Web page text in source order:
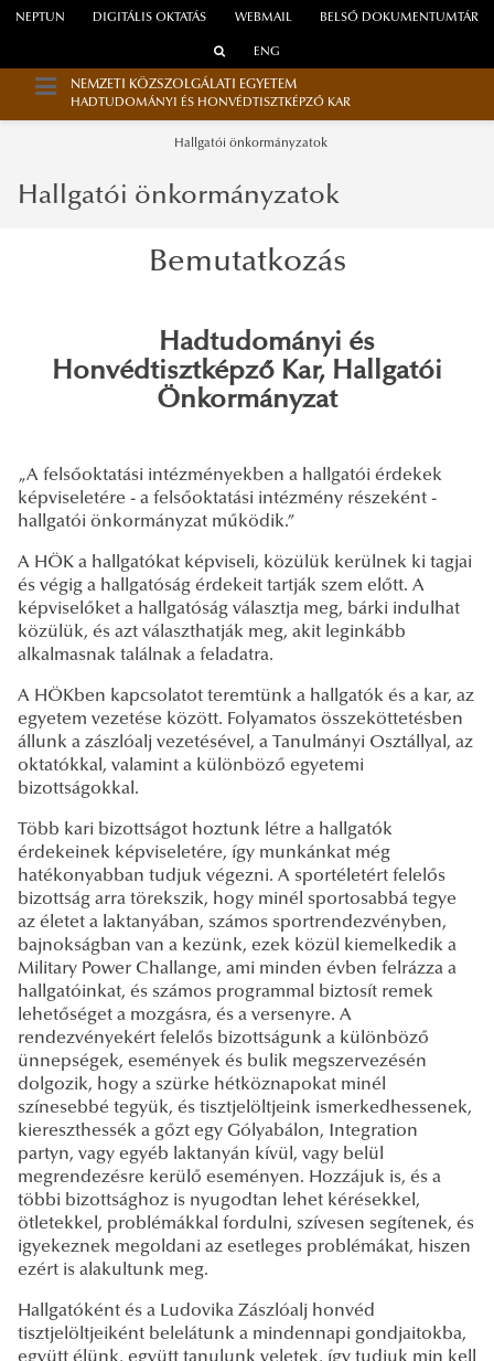
WEBMAIL
NEPTUN DIGITÁLIS OKTATÁS BELSŐ DOKUMENTUMTÁR
ENG
NEMZETI KÖZSZOLGÁLATI EGYETEM
HADTUDOMÁNYI ÉS HONVÉDTISZTKÉPZŐ KAR
Hallgatói önkormányzatok
Hallgatói önkormányzatok
Bemutatkozás
Hadtudományi és
Honvédtisztképző Kar, Hallgatói
Önkormányzat
„A felsőoktatási intézményekben a hallgatói érdekek
képviseletére - a felsőoktatási intézmény részeként -
hallgatói önkormányzat működik.”
A HÖK a hallgatókat képviseli, közülük kerülnek ki tagjai
és végig a hallgatóság érdekeit tartják szem előtt. A
képviselőket a hallgatóság választja meg, bárki indulhat
közülük, és azt választhatják meg, akit leginkább
alkalmasnak találnak a feladatra.
A HÖKben kapcsolatot teremtünk a hallgatók és a kar, az
egyetem vezetése között. Folyamatos összeköttetésben
állunk a zászlóalj vezetésével, a Tanulmányi Osztállyal, az
oktatókkal, valamint a különböző egyetemi
bizottságokkal.
Több kari bizottságot hoztunk létre a hallgatók
érdekeinek képviseletére, így munkánkat még
hatékonyabban tudjuk végezni. A sportéletért felelős
bizottság arra törekszik, hogy minél sportosabbá tegye
az életet a laktanyában, számos sportrendezvényben,
bajnokságban van a kezünk, ezek közül kiemelkedik a
Military Power Challange, ami minden évben felrázza a
hallgatóinkat, és számos programmal biztosít remek
lehetőséget a mozgásra, és a versenyre. A
rendezvényekért felelős bizottságunk a különböző
ünnepségek, események és bulik megszervezésén
dolgozik, hogy a szürke hétköznapokat minél
színesebbé tegyük, és tisztjelöltjeink ismerkedhessenek,
kiereszthessék a gőzt egy Gólyabálon, Integration
partyn, vagy egyéb laktanyán kívül, vagy belül
megrendezésre kerülő eseményen. Hozzájuk is, és a
többi bizottsághoz is nyugodtan lehet kérésekkel,
ötletekkel, problémákkal fordulni, szívesen segítenek, és
igyekeznek megoldani az esetleges problémákat, hiszen
ezért is alakultunk meg.
Hallgatóként és a Ludovika Zászlóalj honvéd
tisztjelöltjeiként belelátunk a mindennapi gondjaitokba,
együtt élünk, együtt tanulunk veletek, így tudjuk min kell